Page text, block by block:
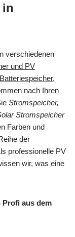
in
verschiedenen
und PV
nach Ihren
Stromspeicher,
Stromspeicher
Farben und
der
professionelle PV
wir, was eine
Profi aus dem